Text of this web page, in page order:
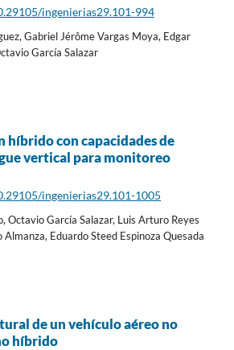
ingenierias29.101-994
Gabriel Jérôme Vargas Moya, Edgar
García Salazar
híbrido con capacidades de
vertical para monitoreo
ingenierias29.101-1005
Octavio García Salazar, Luis Arturo Reyes
Eduardo Steed Espinoza Quesada
de un vehículo aéreo no
híbrido